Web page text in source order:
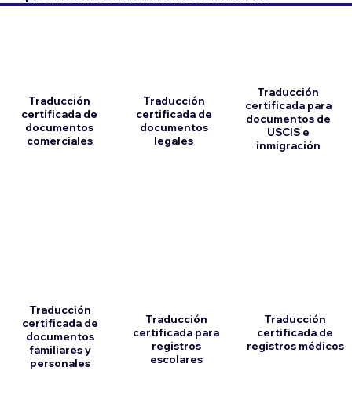
Traducción
certificada de
documentos
comerciales
Traducción
certificada de
documentos
familiares y
personales
Traducción
certificada de
documentos
legales
Traducción
certificada para
registros
escolares
Traducción
certificada para
documentos de
USCIS e
inmigración
Traducción
certificada de
registros médicos